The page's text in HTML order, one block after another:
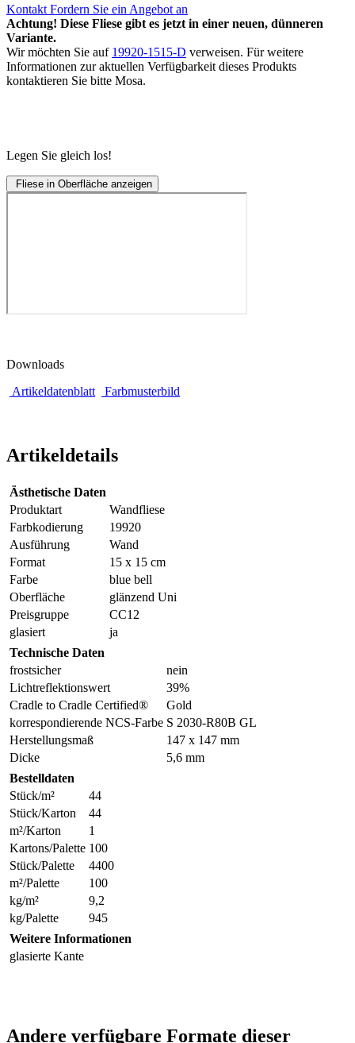
Kontakt Fordern Sie ein Angebot an
Achtung! Diese Fliese gibt es jetzt in einer neuen, dünneren
Variante.
Wir möchten Sie auf 19920-1515-D verweisen. Für weitere
Informationen zur aktuellen Verfügbarkeit dieses Produkts
kontaktieren Sie bitte Mosa.
Legen Sie gleich los!
Fliese in Oberfläche anzeigen
Downloads
Artikeldatenblatt
Farbmusterbild
Artikeldetails
Ästhetische Daten
Produktart
Wandfliese
Farbkodierung
19920
Ausführung
Wand
Format
15 x 15 cm
Farbe
blue bell
Oberfläche
glänzend Uni
Preisgruppe
CC12
glasiert
ja
Technische Daten
frostsicher
nein
Lichtreflektionswert
39%
Cradle to Cradle Certified®
Gold
korrespondierende NCS-Farbe S 2030-R80B GL
Herstellungsmaß
147 x 147 mm
Dicke
5,6 mm
Bestelldaten
Stück/m²
44
Stück/Karton
44
m²/Karton
1
Kartons/Palette 100
Stück/Palette
4400
m²/Palette
100
kg/m²
9,2
kg/Palette
945
Weitere Informationen
glasierte Kante
Andere verfügbare Formate dieser